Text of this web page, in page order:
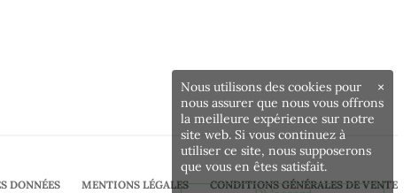
DONNÉES MENTIONS LÉGALES CONDITIONS GÉNÉRALES DE VENTE
×
Nous utilisons des cookies pour
nous assurer que nous vous offrons
la meilleure expérience sur notre
site web. Si vous continuez à
utiliser ce site, nous supposerons
que vous en êtes satisfait.